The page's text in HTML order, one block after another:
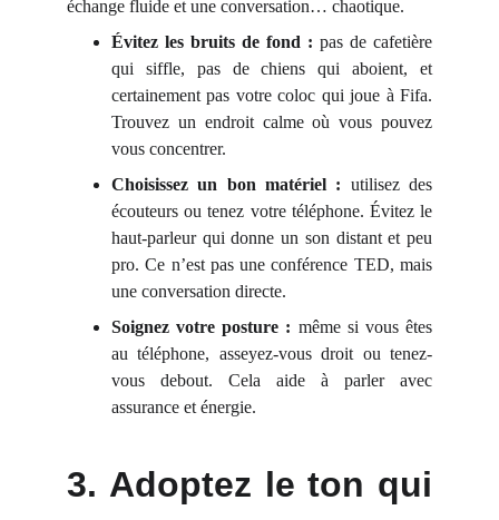
échange fluide et une conversation… chaotique.
Évitez les bruits de fond : pas de cafetière
qui siffle, pas de chiens qui aboient, et
certainement pas votre coloc qui joue à Fifa.
Trouvez un endroit calme où vous pouvez
vous concentrer.
Choisissez un bon matériel : utilisez des
écouteurs ou tenez votre téléphone. Évitez le
haut-parleur qui donne un son distant et peu
pro. Ce n’est pas une conférence TED, mais
une conversation directe.
Soignez votre posture : même si vous êtes
au téléphone, asseyez-vous droit ou tenez-
vous debout. Cela aide à parler avec
assurance et énergie.
3. Adoptez le ton qui